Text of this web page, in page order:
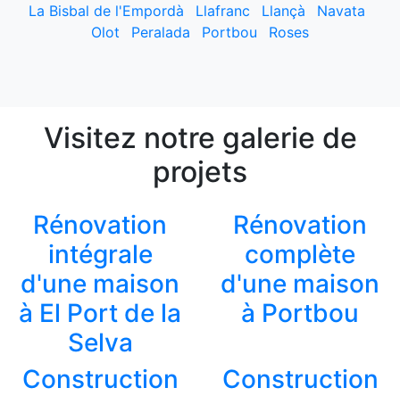
La Bisbal de l'Empordà
Llafranc Llançà
Navata
Olot
Peralada Portbou Roses
Visitez notre galerie de
projets
Rénovation
intégrale
d'une maison
à El Port de la
Selva
Rénovation
complète
d'une maison
à Portbou
Construction
Construction